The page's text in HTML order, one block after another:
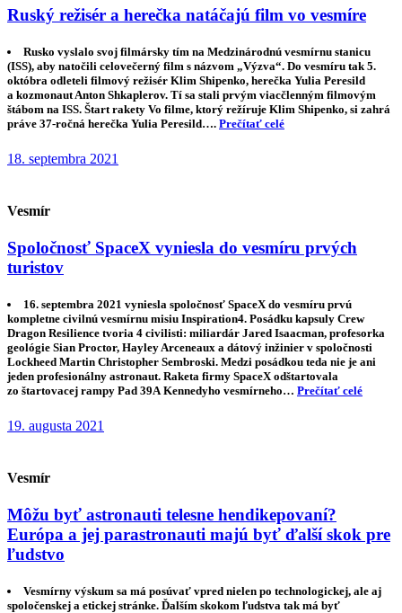
Ruský režisér a herečka natáčajú film vo vesmíre
Rusko vyslalo svoj filmársky tím na Medzinárodnú vesmírnu stanicu
(ISS), aby natočili celovečerný film s názvom „Výzva“. Do vesmíru tak 5.
októbra odleteli filmový režisér Klim Shipenko, herečka Yulia Peresild
a kozmonaut Anton Shkaplerov. Tí sa stali prvým viacčlenným filmovým
štábom na ISS. Štart rakety Vo filme, ktorý režíruje Klim Shipenko, si zahrá
práve 37-ročná herečka Yulia Peresild…. Prečítať celé
18. septembra 2021
Vesmír
Spoločnosť SpaceX vyniesla do vesmíru prvých
turistov
16. septembra 2021 vyniesla spoločnosť SpaceX do vesmíru prvú
kompletne civilnú vesmírnu misiu Inspiration4. Posádku kapsuly Crew
Dragon Resilience tvoria 4 civilisti: miliardár Jared Isaacman, profesorka
geológie Sian Proctor, Hayley Arceneaux a dátový inžinier v spoločnosti
Lockheed Martin Christopher Sembroski. Medzi posádkou teda nie je ani
jeden profesionálny astronaut. Raketa firmy SpaceX odštartovala
zo štartovacej rampy Pad 39A Kennedyho vesmírneho… Prečítať celé
19. augusta 2021
Vesmír
Môžu byť astronauti telesne hendikepovaní?
Európa a jej parastronauti majú byť ďalší skok pre
ľudstvo
Vesmírny výskum sa má posúvať vpred nielen po technologickej, ale aj
spoločenskej a etickej stránke. Ďalším skokom ľudstva tak má byť